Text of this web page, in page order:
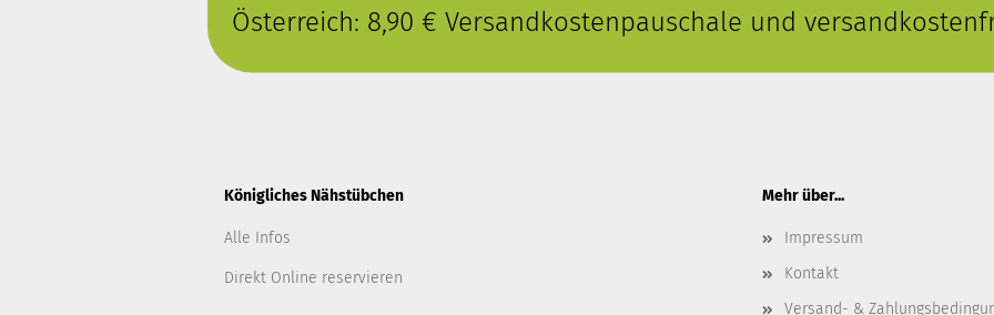
Österreich: 8,90 € Versandkostenpauschale und
Königliches Nähstübchen
Alle Infos
Direkt Online reservieren
Mehr über...
Impressum
Kontakt
Versand- &